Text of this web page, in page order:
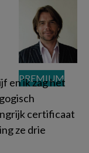
en ik zag het
certificaat
ze drie